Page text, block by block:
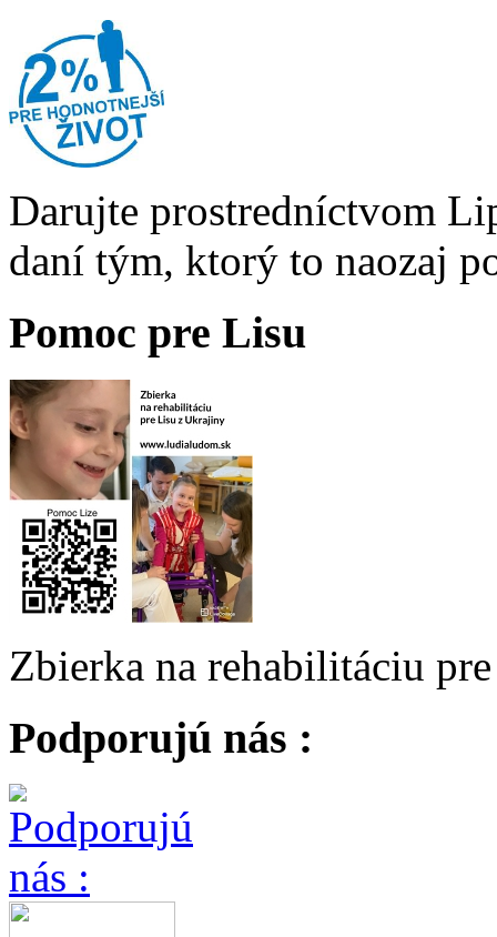
Darujte prostredníctvom
daní tým, ktorý to naozaj
Pomoc pre Lisu
Zbierka na rehabilitáciu
Podporujú nás :